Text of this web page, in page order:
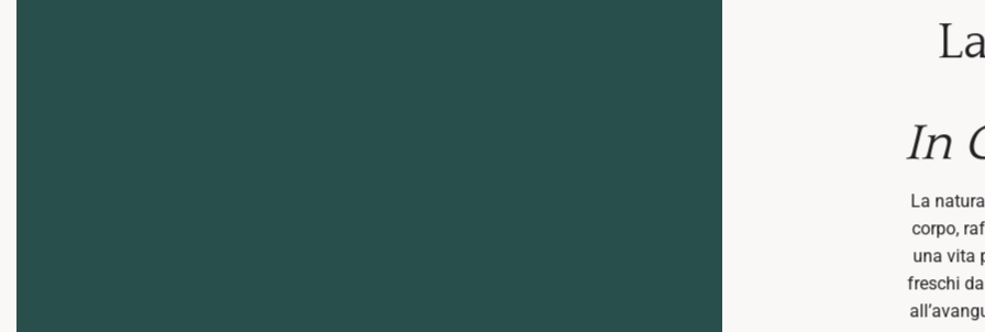
In
La
corpo,
una vita
freschi